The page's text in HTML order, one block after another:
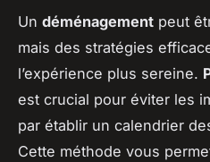
Un déménagement peut
mais des stratégies
l’expérience plus sereine.
est crucial pour éviter les
par établir un calendrier
Cette méthode vous